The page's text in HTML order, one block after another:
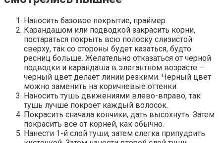
Наносить базовое покрытие, праймер.
Карандашом или подводкой закрасить корни,
постараться покрыть всю полоску слизистой
сверху, так со стороны будет казаться, будто
ресниц больше. Желательно отказаться от черной
подводки и карандаша в элегантном возрасте –
черный цвет делает линии резкими. Черный цвет
можно заменить на коричневые оттенки.
Наносить тушь движениями влево-вправо, так
тушь лучше покроет каждый волосок.
Покрасить сначала кончики, дать высохнуть. Затем
покрасить все от корней, как обычно.
Нанести 1-й слой туши, затем слегка припудрить